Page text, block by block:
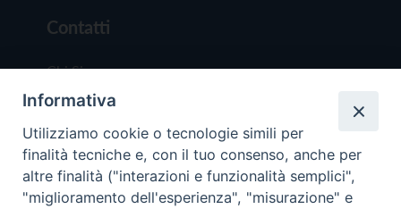
Contatti
Chi Siamo
Redazione
Scrivici
Informativa
Utilizziamo cookie o tecnologie simili per
finalità tecniche e, con il tuo consenso, anche per
altre finalità ("interazioni e funzionalità semplici",
"miglioramento dell'esperienza", "misurazione" e